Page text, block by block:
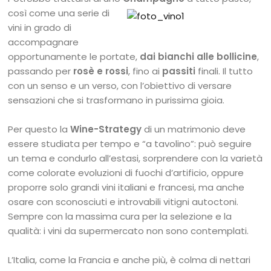
cosìcome una serie di
vini in grado di
accompagnare
opportunamente le portate, dai bianchi alle bollicine,
passando per rosè e rossi, fino ai passiti finali. Il tutto
con un senso e un verso, con l’obiettivo di versare
sensazioni che si trasformano in purissima gioia.
Per questo laWine-Strategydi un matrimonio deve
essere studiata per tempo e “a tavolino”: può seguire
un tema e condurlo all’estasi, sorprendere con la varietà
come colorate evoluzioni di fuochi d’artificio, oppure
proporre solo grandi vini italiani e francesi, ma anche
osare con sconosciuti e introvabili vitigni autoctoni.
Sempre con la massima cura per la selezione e la
qualità: i vini da supermercato non sono contemplati.
L’Italia, come la Francia e anche più, è colma di nettari